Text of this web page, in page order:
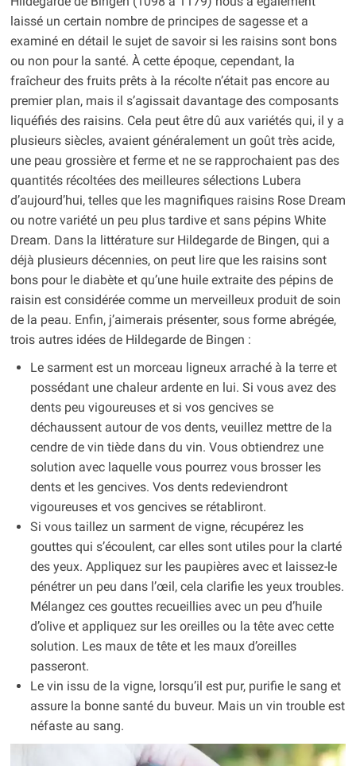
laissé un certain nombre de principes de sagesse et a
examiné en détail le sujet de savoir si les raisins sont bons
ou non pour la santé. À cette époque, cependant, la
fraîcheur des fruits prêts à la récolte n’était pas encore au
premier plan, mais il s’agissait davantage des composants
liquéfiés des raisins. Cela peut être dû aux variétés qui, il y a
plusieurs siècles, avaient généralement un goût très acide,
une peau grossière et ferme et ne se rapprochaient pas des
quantités récoltées des meilleures sélections Lubera
d’aujourd’hui, telles que les magnifiques raisins Rose Dream
ou notre variété un peu plus tardive et sans pépins White
Dream. Dans la littérature sur Hildegarde de Bingen, qui a
déjà plusieurs décennies, on peut lire que les raisins sont
bons pour le diabète et qu’une huile extraite des pépins de
raisin est considérée comme un merveilleux produit de soin
de la peau. Enfin, j’aimerais présenter, sous forme abrégée,
trois autres idées de Hildegarde de Bingen :
Le sarment est un morceau ligneux arraché à la terre et
possédant une chaleur ardente en lui. Si vous avez des
dents peu vigoureuses et si vos gencives se
déchaussent autour de vos dents, veuillez mettre de la
cendre de vin tiède dans du vin. Vous obtiendrez une
solution avec laquelle vous pourrez vous brosser les
dents et les gencives. Vos dents redeviendront
vigoureuses et vos gencives se rétabliront.
Si vous taillez un sarment de vigne, récupérez les
gouttes qui s’écoulent, car elles sont utiles pour la clarté
des yeux. Appliquez sur les paupières avec et laissez-le
pénétrer un peu dans l’œil, cela clarifie les yeux troubles.
Mélangez ces gouttes recueillies avec un peu d’huile
d’olive et appliquez sur les oreilles ou la tête avec cette
solution. Les maux de tête et les maux d’oreilles
passeront.
Le vin issu de la vigne, lorsqu’il est pur, purifie le sang et
assure la bonne santé du buveur. Mais un vin trouble est
néfaste au sang.